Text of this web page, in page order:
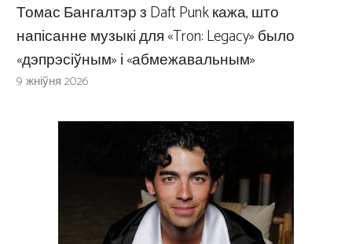
Томас Бангалтэр з Daft Punk кажа, што
напісанне музыкі для «Tron: Legacy» было
«дэпрэсіўным» і «абмежавальным»
9 жніўня 2026